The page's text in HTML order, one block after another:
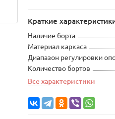
Краткие
Наличие борта
Материал каркаса
Диапазон регулировки
Количество бортов
Все характеристики